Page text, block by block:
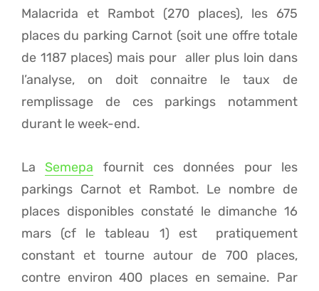
Malacrida et Rambot (270 places), les 675
places du parking Carnot (soit une offre totale
de 1187 places) mais pour aller plus loin dans
l’analyse, on doit connaitre le taux de
remplissage de ces parkings notamment
durant le week-end.
La Semepa fournit ces données pour les
parkings Carnot et Rambot. Le nombre de
places disponibles constaté le dimanche 16
mars (cf le tableau 1) est pratiquement
constant et tourne autour de 700 places,
contre environ 400 places en semaine. Par